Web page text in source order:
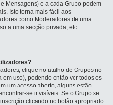
Mensagens) e a cada Grupo podem
Isto torna mais fácil aos
como Moderadores de uma
a uma secção privada, etc.
clique no atalho de Grupos no
uso), podendo então ver todos os
um acesso aberto, alguns estão
se invisíveis. Se o Grupo se
clicando no botão apropriado.